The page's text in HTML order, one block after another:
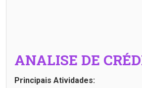
ANALISE DE
Principais Atividades: